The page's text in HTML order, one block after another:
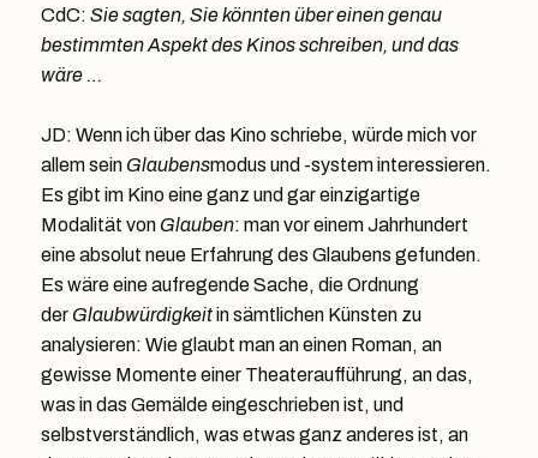
CdC: Sie sagten, Sie könnten über einen genau
bestimmten Aspekt des Kinos schreiben, und das
wäre …
JD: Wenn ich über das Kino schriebe, würde mich vor
allem sein Glaubensmodus und -system interessieren.
Es gibt im Kino eine ganz und gar einzigartige
Modalität von Glauben: man vor einem Jahrhundert
eine absolut neue Erfahrung des Glaubens gefunden.
Es wäre eine aufregende Sache, die Ordnung
der Glaubwürdigkeitin sämtlichen Künsten zu
analysieren: Wie glaubt man an einen Roman, an
gewisse Momente einer Theateraufführung, an das,
was in das Gemälde eingeschrieben ist, und
selbstverständlich, was etwas ganz anderes ist, an